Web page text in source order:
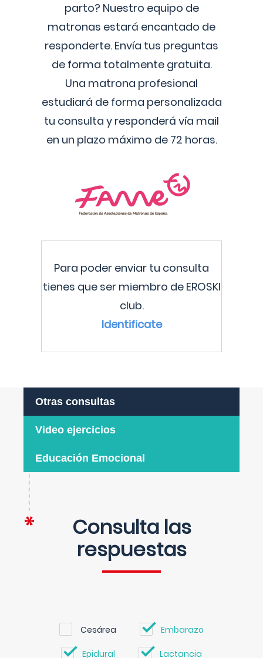
parto? Nuestro equipo de
matronas estará encantado de
responderte. Envía tus preguntas
de forma totalmente gratuita.
Una matrona profesional
estudiará de forma personalizada
tu consulta y responderá vía mail
en un plazo máximo de 72 horas.
Para poder enviar tu consulta
tienes que ser miembro de EROSKI
club.
Identificate
Otras consultas
Video ejercicios
Educación Emocional
Consulta las
respuestas
Cesárea Embarazo
Epidural Lactancia